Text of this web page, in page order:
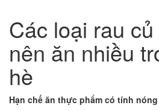
Các loại rau
nên ăn nhiều
hè
Hạn chế ăn thực phẩm có tính nóng